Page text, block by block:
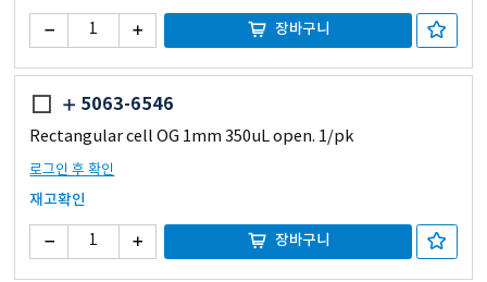
장바구니
5063-6546
Rectangular cell OG 1mm 350uL open. 1/pk
로그인 후 확인
재고확인
장바구니